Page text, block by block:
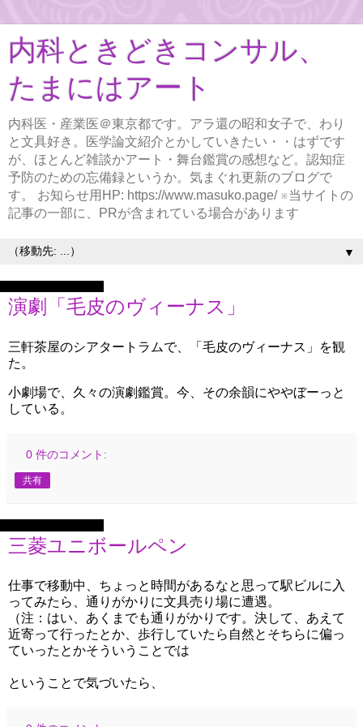
内科ときどきコンサル、
たまにはアート
内科医・産業医＠東京都です。アラ還の昭和女子で、わり
と文具好き。医学論文紹介とかしていきたい・・はずです
が、ほとんど雑談かアート・舞台鑑賞の感想など。認知症
予防のための忘備録というか。気まぐれ更新のブログで
す。 お知らせ用HP: https://www.masuko.page/ ※当サイトの
記事の一部に、PRが含まれている場合があります
▼
演劇「毛皮のヴィーナス」
三軒茶屋のシアタートラムで、「毛皮のヴィーナス」を観
た。
小劇場で、久々の演劇鑑賞。今、その余韻にややぼーっと
している。
0 件のコメント:
共有
三菱ユニボールペン
仕事で移動中、ちょっと時間があるなと思って駅ビルに入
ってみたら、通りがかりに文具売り場に遭遇。
（注：はい、あくまでも通りがかりです。決して、あえて
近寄って行ったとか、歩行していたら自然とそちらに偏っ
ていったとかそういうことでは
ということで気づいたら、